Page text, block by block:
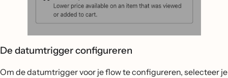
De datumtrigger configureren
Om de datumtrigger voor je flow te configureren, selecteer je